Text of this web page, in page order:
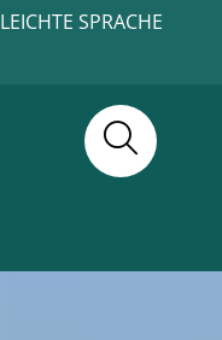
LEICHTE SPRACHE